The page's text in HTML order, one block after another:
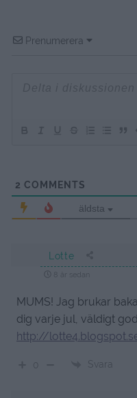
Prenumerera
2 COMMENTS
äldsta
Lotte
8 år sedan
MUMS! Jag brukar
dig varje jul, väldigt
http://
Svara